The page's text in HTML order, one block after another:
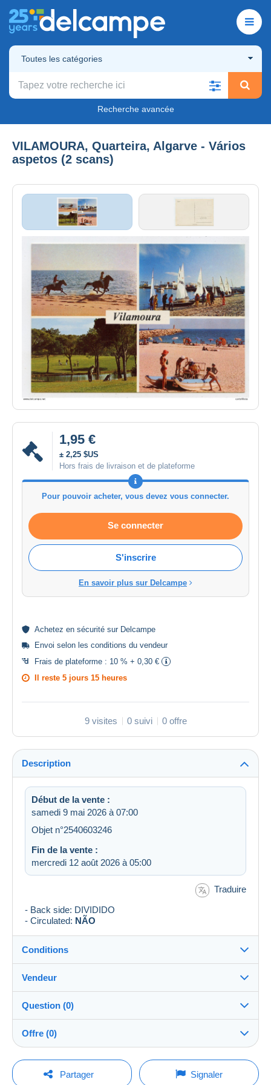
Toutes les catégories
Recherche avancée
VILAMOURA, Quarteira, Algarve - Vários
aspetos (2 scans)
1,95 €
± 2,25 $US
Hors frais de livraison et de plateforme
Pour pouvoir acheter, vous devez vous connecter.
Se connecter
S'inscrire
En savoir plus sur Delcampe
Achetez en sécurité sur Delcampe
Envoi selon les conditions du vendeur
Frais de plateforme : 10 % + 0,30 €
Il reste 5 jours 15 heures
9 visites 0 suivi 0 offre
Description
Début de la vente :
samedi 9 mai 2026 à 07:00
Objet n°2540603246
Fin de la vente :
mercredi 12 août 2026 à 05:00
Traduire
- Back side: DIVIDIDO
- Circulated: NÃO
Conditions
Destination :
Voir la liste des pays
Expédition :
Envoi après paiement
A charge de l'acheteur
Vendeur
cartofilista100%(8212x)
Boutique
Question (0)
Pour poser une question, vous devez ouvrir
une session.
Offre (0)
La vente sera prolongée d'une minute si une offre est
posée moins d'une minute avant son échéance.
Partager Signaler